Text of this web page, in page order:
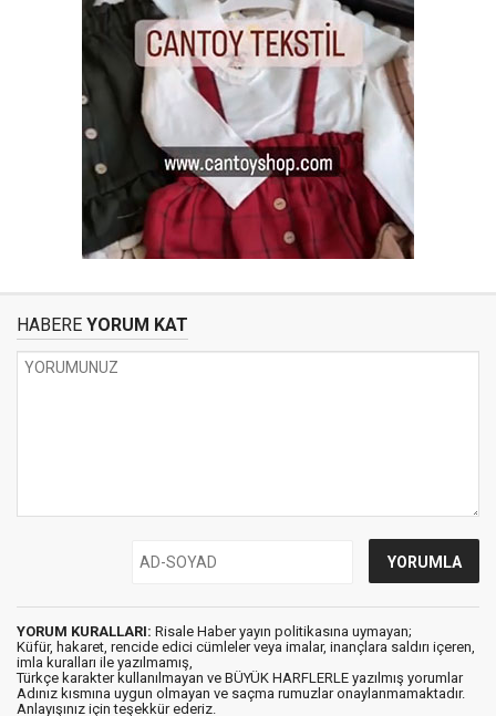
HABERE YORUM KAT
YORUM KURALLARI: Risale Haber yayın politikasına uymayan;
Küfür, hakaret, rencide edici cümleler veya imalar, inançlara saldırı içeren,
imla kuralları ile yazılmamış,
Türkçe karakter kullanılmayan ve BÜYÜK HARFLERLE yazılmış yorumlar
Adınız kısmına uygun olmayan ve saçma rumuzlar onaylanmamaktadır.
Anlayışınız için teşekkür ederiz.